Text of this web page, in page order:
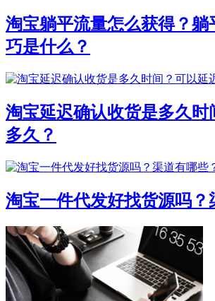
淘宝躺平流量怎么获得？躺
巧是什么？
淘宝延迟确认收货是多久时
多久？
淘宝一件代发好找货源吗？